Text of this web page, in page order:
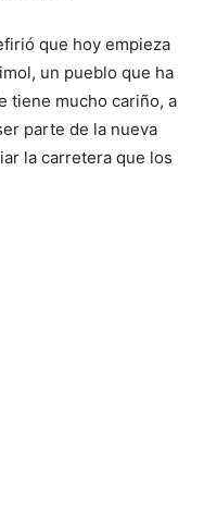
que hoy empieza
un pueblo que ha
tiene mucho cariño, a
parte de la nueva
la carretera que los